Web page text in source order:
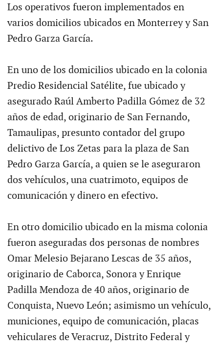
Los operativos fueron implementados en
varios domicilios ubicados en Monterrey y San
Pedro Garza García.
En uno de los domicilios ubicado en la colonia
Predio Residencial Satélite, fue ubicado y
asegurado Raúl Amberto Padilla Gómez de 32
años de edad, originario de San Fernando,
Tamaulipas, presunto contador del grupo
delictivo de Los Zetas para la plaza de San
Pedro Garza García, a quien se le aseguraron
dos vehículos, una cuatrimoto, equipos de
comunicación y dinero en efectivo.
En otro domicilio ubicado en la misma colonia
fueron aseguradas dos personas de nombres
Omar Melesio Bejarano Lescas de 35 años,
originario de Caborca, Sonora y Enrique
Padilla Mendoza de 40 años, originario de
Conquista, Nuevo León; asimismo un vehículo,
municiones, equipo de comunicación, placas
vehiculares de Veracruz, Distrito Federal y